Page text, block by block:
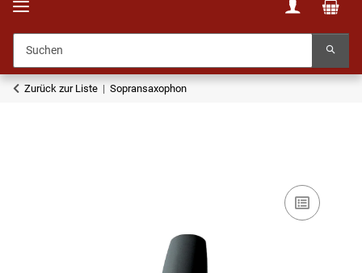
Zurück zur Liste Sopransaxophon